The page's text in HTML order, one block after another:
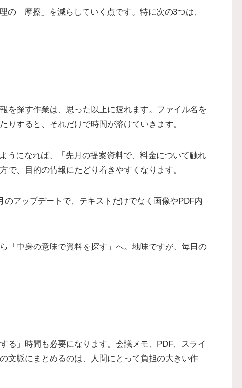
の「摩擦」を減らしていく点です。特に次の3つは、
を探す作業は、思った以上に疲れます。ファイル名を
りすると、それだけで時間が溶けていきます。
うになれば、「先月の提案資料で、料金について触れ
で、目的の情報にたどり着きやすくなります。
のアップデートで、テキストだけでなく画像やPDF内
「中身の意味で資料を探す」へ。地味ですが、毎日の
る」時間も必要になります。会議メモ、PDF、スライ
文脈にまとめるのは、人間にとって負担の大きい作